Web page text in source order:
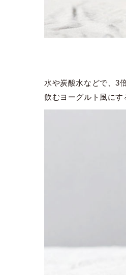
水や炭酸水などで、3
飲むヨーグルト風にす